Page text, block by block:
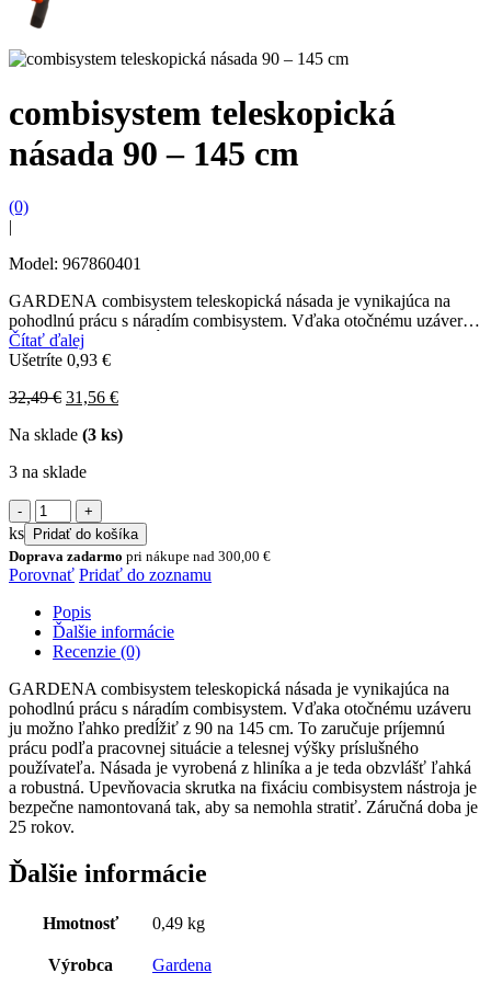
combisystem teleskopická
násada 90 – 145 cm
(0)
|
Model: 967860401
GARDENA combisystem teleskopická násada je vynikajúca na
pohodlnú prácu s náradím combisystem. Vďaka otočnému uzáveru
ju možno ľahko predĺžiť z 90 na 145 cm. To...
Čítať ďalej
Ušetríte 0,93 €
32,49€ Original
was:
31,56 €Current
is:
Na sklade (3 ks)
3 na sklade
množstvo
combisystem
teleskopická
násada
90
ks
Pridať do košíka
Doprava zadarmo pri nákupe nad 300,00 €
Porovnať Pridať do zoznamu
Popis
Ďalšie informácie
Recenzie (0)
GARDENA combisystem teleskopická násada je vynikajúca na
pohodlnú prácu s náradím combisystem. Vďaka otočnému uzáveru
ju možno ľahko predĺžiť z 90 na 145 cm. To zaručuje príjemnú
prácu podľa pracovnej situácie a telesnej výšky príslušného
používateľa. Násada je vyrobená z hliníka a je teda obzvlášť ľahká
a robustná. Upevňovacia skrutka na fixáciu combisystem nástroja je
bezpečne namontovaná tak, aby sa nemohla stratiť. Záručná doba je
25 rokov.
Ďalšie informácie
Hmotnosť 0,49 kg
Výrobca Gardena